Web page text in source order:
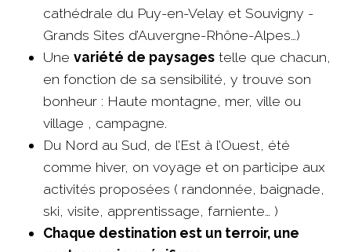
cathédrale du Puy-en-Velay et Souvigny -
Grands Sites d’Auvergne-Rhône-Alpes…)
Une variété de paysages telle que chacun,
en fonction de sa sensibilité, y trouve son
bonheur : Haute montagne, mer, ville ou
village , campagne.
Du Nord au Sud, de l’Est à l’Ouest, été
comme hiver, on voyage et on participe aux
activités proposées ( randonnée, baignade,
ski, visite, apprentissage, farniente… )
Chaque destination est un terroir, une